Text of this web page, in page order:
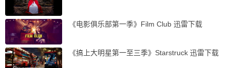
《电影俱乐部第一季》Film Club 迅雷下载
《搞上大明星第一至三季》Starstruck 迅雷下载